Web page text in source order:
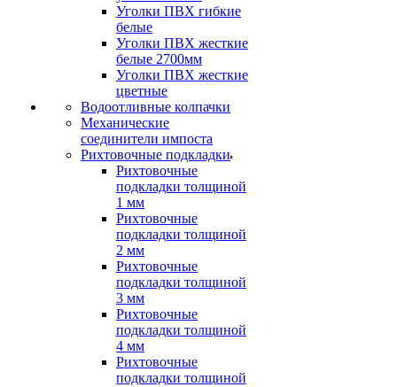
Уголки ПВХ гибкие
белые
Уголки ПВХ жесткие
белые 2700мм
Уголки ПВХ жесткие
цветные
Водоотливные колпачки
Механические
соединители импоста
Рихтовочные подкладки
Рихтовочные
подкладки толщиной
1 мм
Рихтовочные
подкладки толщиной
2 мм
Рихтовочные
подкладки толщиной
3 мм
Рихтовочные
подкладки толщиной
4 мм
Рихтовочные
подкладки толщиной